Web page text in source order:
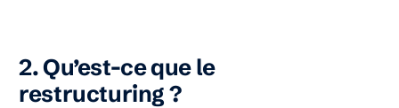
2. Qu’est-ce que le
restructuring ?